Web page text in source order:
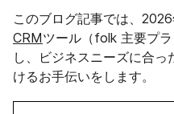
このブログ記事では、
CRMツール（folk 主要プ
し、ビジネスニーズに合
けるお手伝いをします。